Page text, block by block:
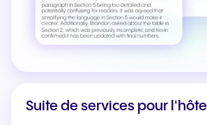
Suite de services pour